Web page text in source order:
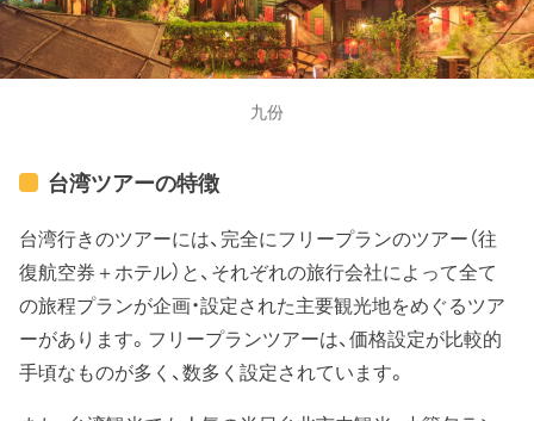
九份
台湾ツアーの特徴
台湾行きのツアーには、完全にフリープランのツアー（往
復航空券＋ホテル）と、それぞれの旅行会社によって全て
の旅程プランが企画・設定された主要観光地をめぐるツア
ーがあります。フリープランツアーは、価格設定が比較的
手頃なものが多く、数多く設定されています。